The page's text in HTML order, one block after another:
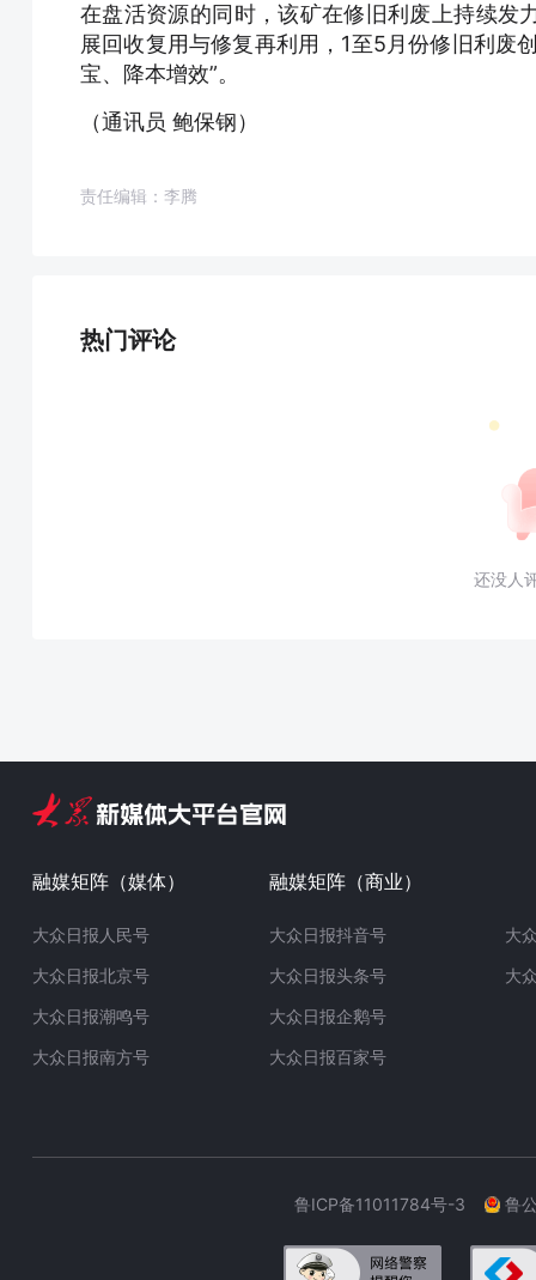
在盘活资源的同时，该矿在修旧利废上持续发
展回收复用与修复再利用，1至5月份修旧利废
宝、降本增效”。
（通讯员 鲍保钢）
责任编辑：李腾
热门评论
还没人
融媒矩阵（媒体）
大众日报人民号
大众日报北京号
大众日报潮鸣号
大众日报南方号
融媒矩阵（商业）
大众日报抖音号
大众日报头条号
大众日报企鹅号
大众日报百家号
大
大
鲁ICP备11011784号-3 鲁